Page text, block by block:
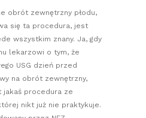
obrót zewnętrzny płodu,
się ta procedura, jest
wszystkim znany. Ja, gdy
lekarzowi o tym, że
USG dzień przed
na obrót zewnętrzny,
jakaś procedura ze
nikt już nie praktykuje.